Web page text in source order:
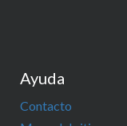
Ayuda
Contacto